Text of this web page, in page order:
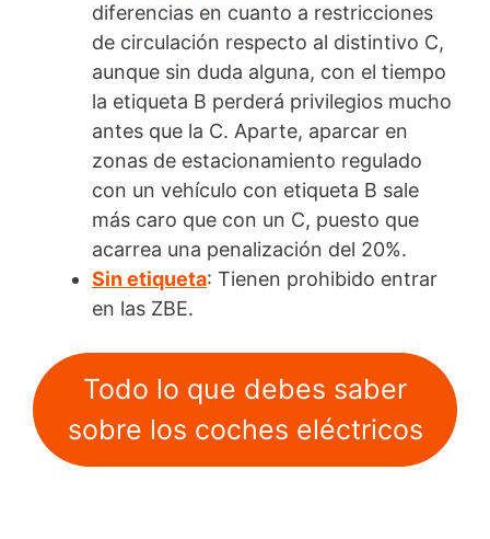
diferencias en cuanto a restricciones
de circulación respecto al distintivo C,
aunque sin duda alguna, con el tiempo
la etiqueta B perderá privilegios mucho
antes que la C. Aparte, aparcar en
zonas de estacionamiento regulado
con un vehículo con etiqueta B sale
más caro que con un C, puesto que
acarrea una penalización del 20%.
Sin etiqueta: Tienen prohibido entrar
en las ZBE.
Todo lo que debes saber
sobre los coches eléctricos